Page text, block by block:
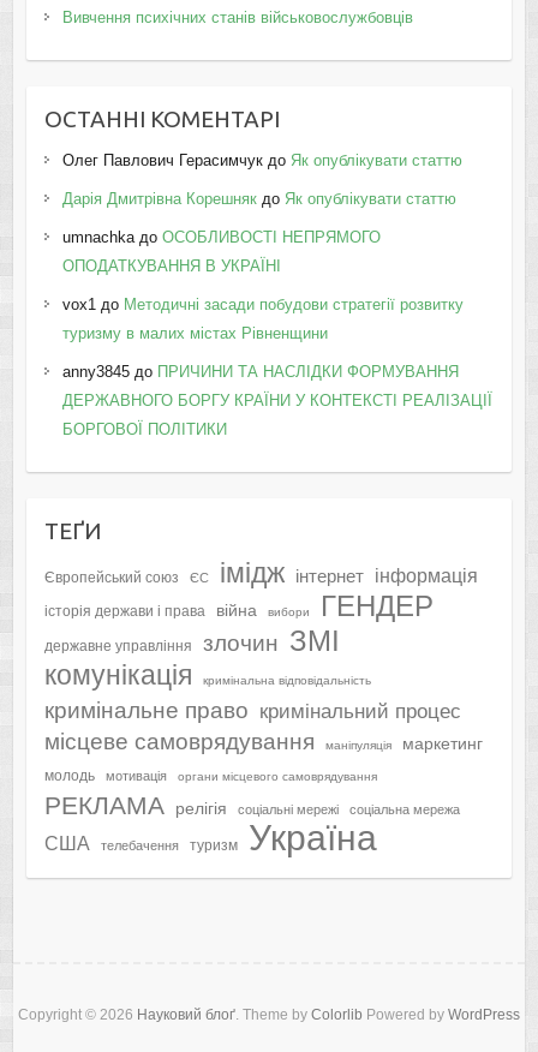
Вивчення психічних станів військовослужбовців
ОСТАННІ КОМЕНТАРІ
Олег Павлович Герасимчукдо Як опублікувати статтю
Дарія Дмитрівна Корешнякдо Як опублікувати статтю
umnachkaдо ОСОБЛИВОСТІ НЕПРЯМОГО
ОПОДАТКУВАННЯ В УКРАЇНІ
vox1 до Методичні засади побудови стратегії розвитку
туризму в малих містах Рівненщини
anny3845до ПРИЧИНИ ТА НАСЛІДКИ ФОРМУВАННЯ
ДЕРЖАВНОГО БОРГУ КРАЇНИ У КОНТЕКСТІ РЕАЛІЗАЦІЇ
БОРГОВОЇ ПОЛІТИКИ
ТЕҐИ
Європейський союз ЄС імідж інтернет інформація
історія держави і права війна вибори ГЕНДЕР
державне управління злочин ЗМІ
комунікація кримінальна відповідальність
кримінальне право кримінальний процес
місцеве самоврядування маніпуляція маркетинг
молодь мотивація органи місцевого самоврядування
РЕКЛАМА релігія соціальні мережі соціальна мережа
США телебачення туризм Україна
Copyright © 2026 Науковий блоґ . Theme by Colorlib Powered by WordPress